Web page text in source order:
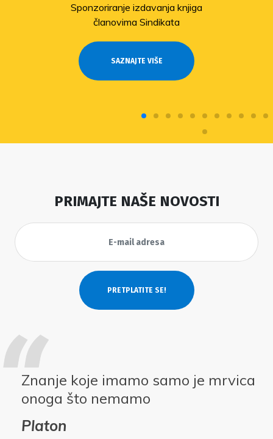
Sponzoriranje izdavanja knjiga
članovima Sindikata
SAZNAJTE VIŠE
PRIMAJTE NAŠE NOVOSTI
Znanje koje imamo samo je mrvica
onoga što nemamo
Platon